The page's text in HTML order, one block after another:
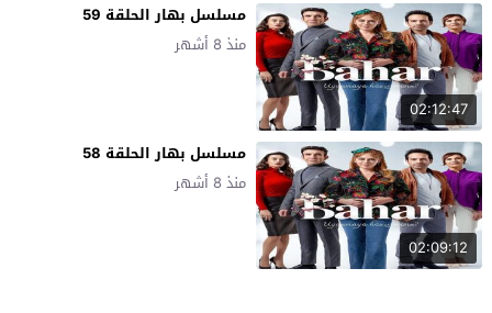
02:12:47
مسلسل بهار الحلقة 59
منذ 8 أشهر
02:09:12
مسلسل بهار الحلقة 58
منذ 8 أشهر